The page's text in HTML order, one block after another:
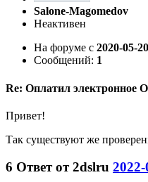
Salone-Magomedov
Неактивен
На форуме с 2020-05-20
Сообщений: 1
Re: Оплатил электронное
Привет!
Так существуют же
6 Ответ от2dslru